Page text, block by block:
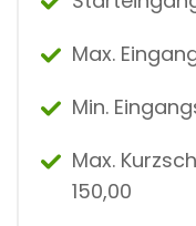
Max.
Min.
Max.
150,00